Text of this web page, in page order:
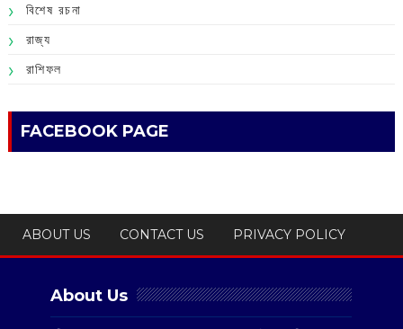
বিশেষ রচনা
রাজ্য
রাশিফল
FACEBOOK PAGE
ABOUT US CONTACT US PRIVACY POLICY
About Us